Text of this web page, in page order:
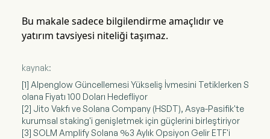
Bu makale sadece bilgilendirme amaçlıdır ve
yatırım tavsiyesi niteliği taşımaz.
kaynak:
[1] Alpenglow Güncellemesi Yükseliş İvmesini Tetiklerken S
olana Fiyatı 100 Doları Hedefliyor
[2] Jito Vakfı ve Solana Company (HSDT), Asya-Pasifik'te
kurumsal staking'i genişletmek için güçlerini birleştiriyor
[3] SOLM Amplify Solana %3 Aylık Opsiyon Gelir ETF'i